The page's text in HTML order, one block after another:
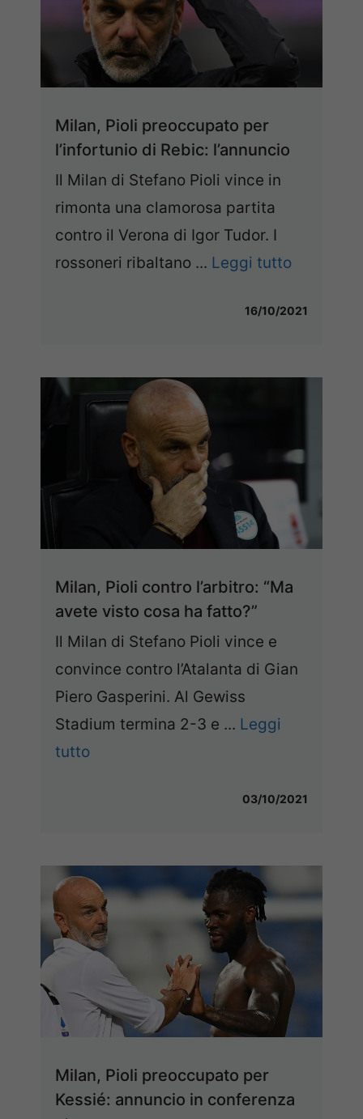
Milan, Pioli preoccupato per
l’infortunio di Rebic: l’annuncio
Il Milan di Stefano Pioli vince in
rimonta una clamorosa partita
contro il Verona di Igor Tudor. I
rossoneri ribaltano ... Leggi tutto
16/10/2021
Milan, Pioli contro l’arbitro: “Ma
avete visto cosa ha fatto?”
Il Milan di Stefano Pioli vince e
convince contro l’Atalanta di Gian
Piero Gasperini. Al Gewiss
Stadium termina 2-3 e ... Leggi
tutto
03/10/2021
Milan, Pioli preoccupato per
Kessié: annuncio in conferenza